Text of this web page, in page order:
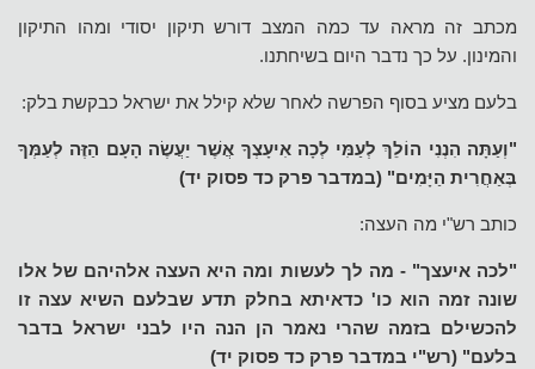
מכתב זה מראה עד כמה המצב דורש תיקון יסודי ומהו התיקון
והמינון. על כך נדבר היום בשיחתנו.
בלעם מציע בסוף הפרשה לאחר שלא קילל את ישראל כבקשת בלק:
"וְעַתָּה הִנְנִי הוֹלֵךְ לְעַמִּי לְכָה אִיעָצְךָ אֲשֶׁר יַעֲשֶׂה הָעָם הַזֶּה לְעַמְּךָ
בְּאַחֲרִית הַיָּמִים" (במדבר פרק כד פסוק יד)
כותב רש"י מה העצה:
"לכה איעצך" - מה לך לעשות ומה היא העצה אלהיהם של אלו
שונה זמה הוא כו' כדאיתא בחלק תדע שבלעם השיא עצה זו
להכשילם בזמה שהרי נאמר הן הנה היו לבני ישראל בדבר
בלעם" (רש"י במדבר פרק כד פסוק יד)